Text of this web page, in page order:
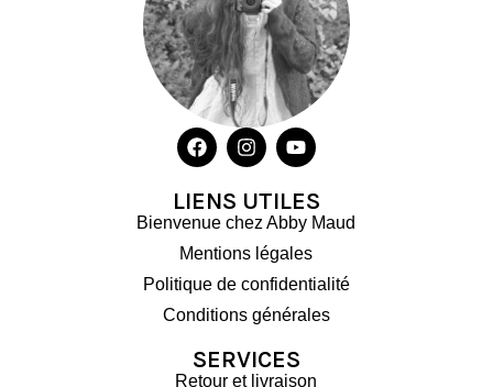
LIENS UTILES
Bienvenue chez Abby Maud
Mentions légales
Politique de confidentialité
Conditions générales
SERVICES
Retour et livraison